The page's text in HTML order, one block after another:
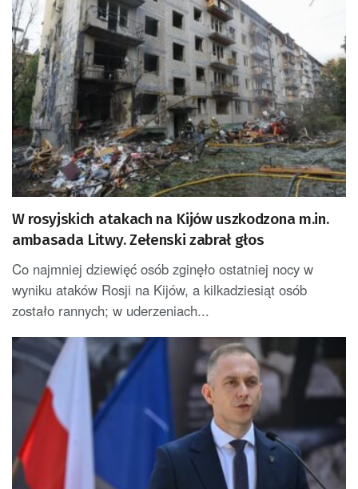
W rosyjskich atakach na Kijów uszkodzona m.in.
ambasada Litwy. Zełenski zabrał głos
Co najmniej dziewięć osób zginęło ostatniej nocy w
wyniku ataków Rosji na Kijów, a kilkadziesiąt osób
zostało rannych; w uderzeniach...